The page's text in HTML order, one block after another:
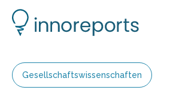
Gesellschaftswissenschaften